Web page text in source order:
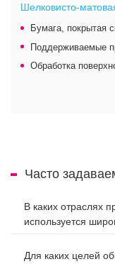
Шелковисто-
Бумага, покрытая
Поддерживаемые
Обработка
Часто
В каких отраслях
используется
Для каких целей